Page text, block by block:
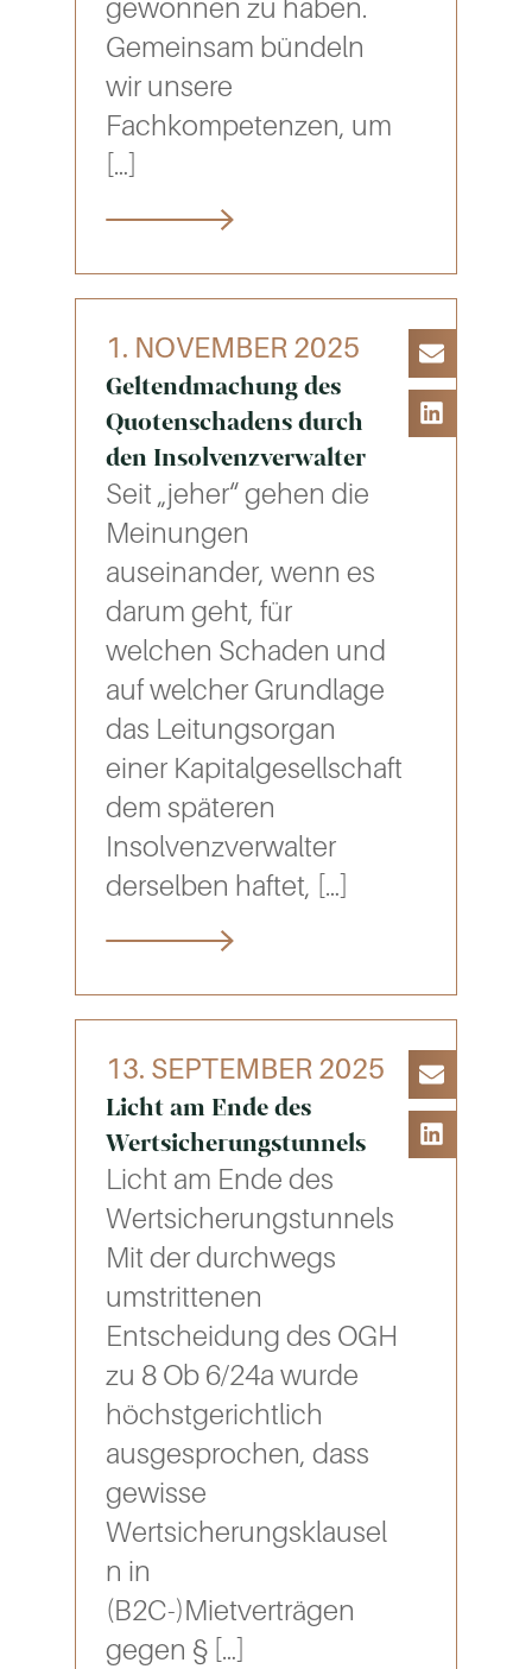
gewonnen zu haben.
Gemeinsam bündeln
wir unsere
Fachkompetenzen, um
[…]
1. NOVEMBER 2025
Geltendmachung des
Quotenschadens durch
den Insolvenzverwalter
Seit „jeher“ gehen die
Meinungen
auseinander, wenn es
darum geht, für
welchen Schaden und
auf welcher Grundlage
das Leitungsorgan
einer Kapitalgesellschaft
dem späteren
Insolvenzverwalter
derselben haftet, […]
13. SEPTEMBER 2025
Licht am Ende des
Wertsicherungstunnels
Licht am Ende des
Wertsicherungstunnels
Mit der durchwegs
umstrittenen
Entscheidung des OGH
zu 8 Ob 6/24a wurde
höchstgerichtlich
ausgesprochen, dass
gewisse
Wertsicherungsklausel
n in
(B2C-)Mietverträgen
gegen § […]